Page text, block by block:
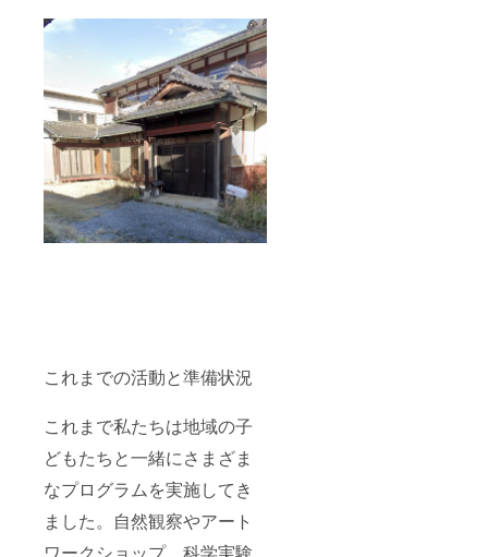
これまでの活動と準備状況
これまで私たちは地域の子
どもたちと一緒にさまざま
なプログラムを実施してき
ました。自然観察やアート
ワークショップ、科学実験